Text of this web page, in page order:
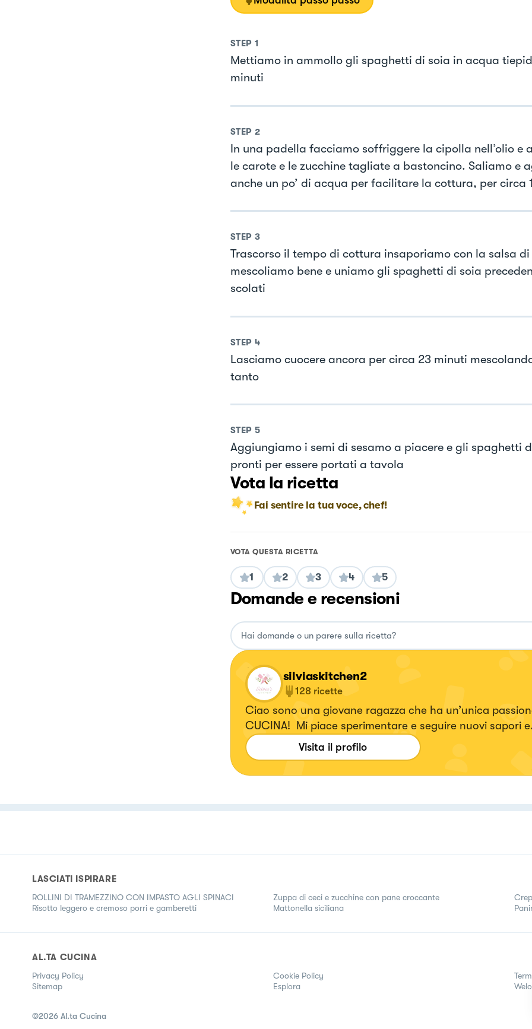
STEP 1
Mettiamo in ammollo gli spaghetti di soia in acqua
minuti
STEP 2
In una padella facciamo soffriggere la cipolla nell’olio e
le carote e le zucchine tagliate a bastoncino. Saliamo e
anche un po’ di acqua per facilitare la cottura, per circa
STEP 3
Trascorso il tempo di cottura insaporiamo con la salsa
mescoliamo bene e uniamo gli spaghetti di soia
scolati
STEP 4
Lasciamo cuocere ancora per circa 23 minuti
tanto
STEP 5
Aggiungiamo i semi di sesamo a piacere e gli spaghetti
pronti per essere portati a tavola
Vota la ricetta
Fai sentire la tua voce, chef!
VOTA QUESTA RICETTA
1 2 3 4 5
Domande e recensioni
silviaskitchen2
128 ricette
Ciao sono una giovane ragazza che ha un’unica
CUCINA! Mi piace sperimentare e seguire nuovi sapori e
accostamentiVisita il profilo
LASCIATI ISPIRARE
ROLLINI DI TRAMEZZINO CON IMPASTO AGLI SPINACI
Risotto leggero e cremoso porri e gamberetti
Zuppa di ceci e zucchine con pane croccante
Mattonella siciliana
AL.TA CUCINA
Privacy Policy Cookie Policy
Sitemap
Esplora
©2026 Al.ta Cucina